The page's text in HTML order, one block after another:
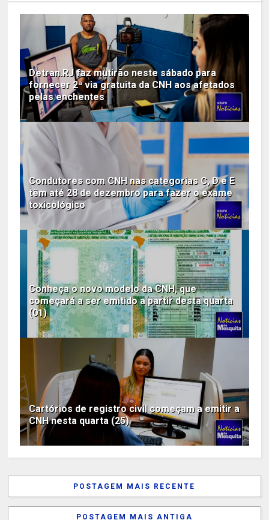
Detran.RJ faz mutirão neste sábado para
fornecer 2ª via gratuita da CNH aos afetados
pelas enchentes
Condutores com CNH nas categorias C, D e E
têm até 28 de dezembro para fazer o exame
toxicológico
Conheça o novo modelo da CNH, que
começará a ser emitido a partir desta quarta
(01)
Cartórios de registro civil começam a emitir a
CNH nesta quarta (25)
POSTAGEM MAIS RECENTE
POSTAGEM MAIS ANTIGA